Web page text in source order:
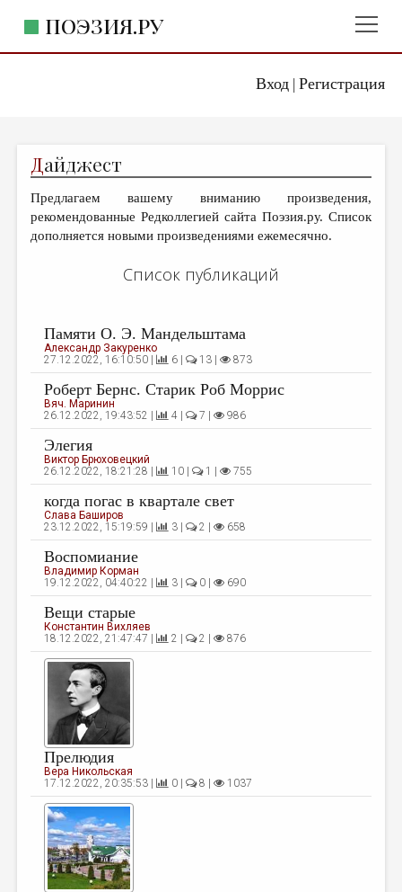
Вход| Регистрация
ПОЭЗИЯ.РУ
ЖАНРЫ
АВТОРЫ
КОММЕНТАРИИ
ПРАВИЛА САЙТА
ОТДЕЛЫ И РУБРИКИ
ИЗБРАННОЕ
ДАЙДЖЕСТ
ПРОИЗВЕДЕНИЯ
КОНКУРСЫ
ДЕТСКАЯ КОМНАТА
КНИЖНАЯ ПОЛКА
ОБЗОР ЛИТЕРАТУРЫ
СТРАНИЦЫ ПАМЯТИ
ОБЪЯВЛЕНИЯ
КОЛОНКА РЕДАКТОРА
РЕДКОЛЛЕГИЯ
ОТ РЕДАКЦИИ
МАЛАЯ ПРОЗА
ЭССЕИСТИКА
ЛИТЕРАТУРОВЕДЕНИЕ
Дайджест
Предлагаем вашему вниманию произведения,
рекомендованные Редколлегией сайта Поэзия.ру. Список
дополняется новыми произведениями ежемесячно.
Список публикаций
Памяти О. Э. Мандельштама
Александр Закуренко
27.12.2022, 16:10:50 |
6 | 13 | 873
Роберт Бернс. Старик Роб Моррис
Вяч. Маринин
26.12.2022, 19:43:52 |
4 | 7 | 986
Элегия
Виктор Брюховецкий
26.12.2022, 18:21:28 |
10 | 1 | 755
когда погас в квартале свет
Слава Баширов
23.12.2022, 15:19:59 |
3 | 2 | 658
Воспомиание
Владимир Корман
19.12.2022, 04:40:22 |
3 | 0 | 690
Вещи старые
Константин Вихляев
18.12.2022, 21:47:47 |
2 | 2 | 876
Прелюдия
Вера Никольская
17.12.2022, 20:35:53 |
0 | 8 | 1037